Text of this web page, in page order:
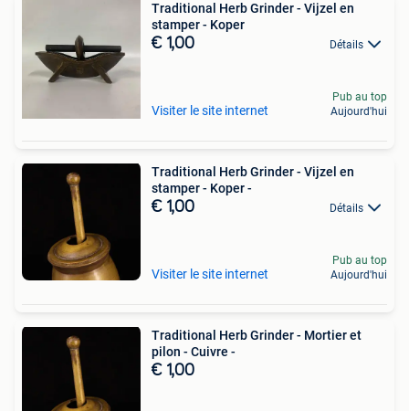
Traditional Herb Grinder - Vijzel en
stamper - Koper
€ 1,00 Détails
Visiter le site internet
Pub au top
Aujourd'hui
Traditional Herb Grinder - Vijzel en
stamper - Koper -
€ 1,00 Détails
Visiter le site internet
Pub au top
Aujourd'hui
Traditional Herb Grinder - Mortier et
pilon - Cuivre -
€ 1,00